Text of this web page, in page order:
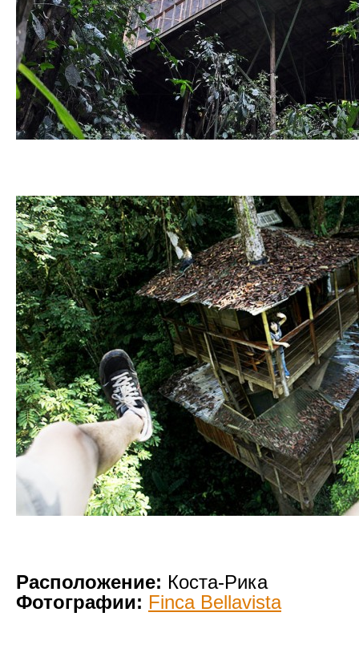
Расположение: Коста-Рика
Фотографии: Finca Bellavista